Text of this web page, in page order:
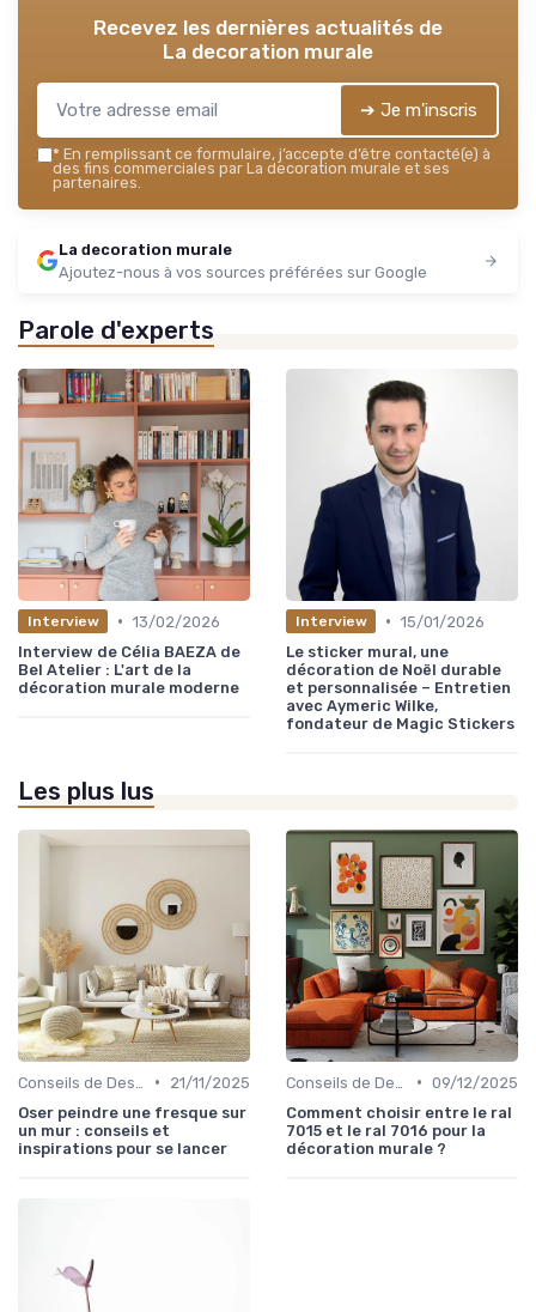
Recevez les dernières actualités de
La decoration murale
➔ Je m'inscris
* En remplissant ce formulaire, j’accepte d’être contacté(e) à
des fins commerciales par La decoration murale et ses
partenaires.
La decoration murale
Ajoutez-nous à vos sources préférées sur Google
Parole d'experts
Interview • 13/02/2026
Interview de Célia BAEZA de
Bel Atelier : L'art de la
décoration murale moderne
Interview • 15/01/2026
Le sticker mural, une
décoration de Noël durable
et personnalisée – Entretien
avec Aymeric Wilke,
fondateur de Magic Stickers
Les plus lus
•
21/11/2025
Oser peindre une fresque sur
un mur : conseils et
inspirations pour se lancer
• 09/12/2025
Comment choisir entre le ral
7015 et le ral 7016 pour la
décoration murale ?